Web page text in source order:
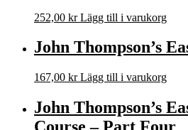
252,00 kr Lägg till i varukorg
John Thompson’s
167,00 kr Lägg till i varukorg
John Thompson’s